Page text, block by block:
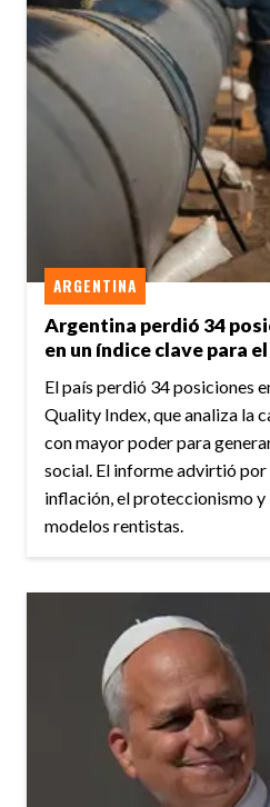
Argentina perdió 34
en un índice clave para
ARGENTINA
El país perdió 34 posiciones
Quality Index, que analiza la
con mayor poder para
social. El informe advirtió por
inflación, el proteccionismo y
modelos rentistas.